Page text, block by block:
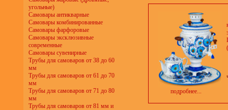
угольные)
Самовары антикварные
Самовары комбинированные
Самовары фарфоровые
Самовары эксклюзивные
современные
Самовары сувенирные
Трубы для самоваров от 38 до 60
мм
Трубы для самоваров от 61 до 70
мм
Трубы для самоваров от 71 до 80
мм
Трубы для самоваров от 81 мм и
подробнее...